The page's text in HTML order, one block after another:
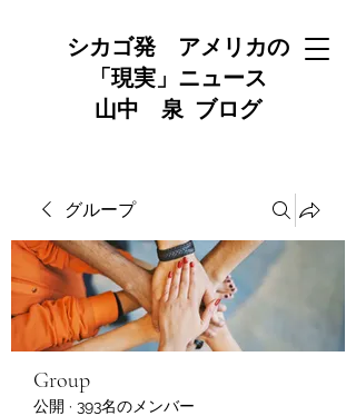
シカゴ発 アメリカの
「現実」ニュース
山中 泉 ブログ
グループ
Group
公開 · 393名のメンバー